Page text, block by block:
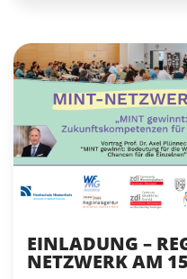
EINLADUNG –
NETZWERK AM